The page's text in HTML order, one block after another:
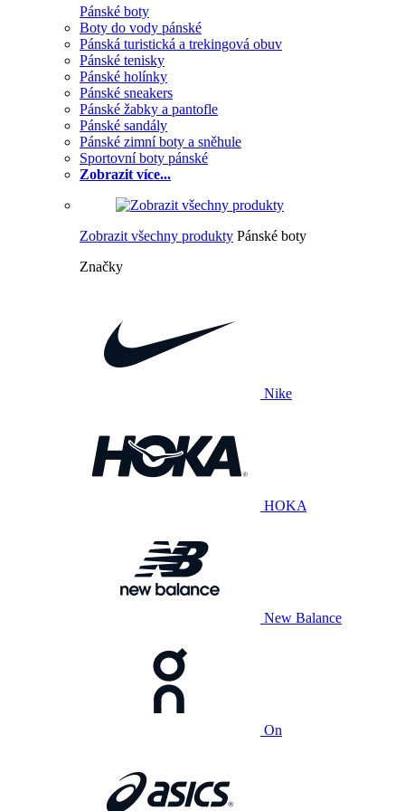
Pánské boty
Boty do vody pánské
Pánská turistická a trekingová obuv
Pánské tenisky
Pánské holínky
Pánské sneakers
Pánské žabky a pantofle
Pánské sandály
Pánské zimní boty a sněhule
Sportovní boty pánské
Zobrazit více...
Zobrazit všechny produkty Pánské boty
Značky
Nike
HOKA
New Balance
On